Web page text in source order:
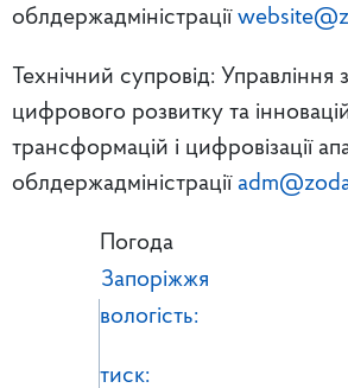
облдержадміністрації
Технічний супровід: Управління
цифрового розвитку та
трансформацій і цифровізації
облдержадміністрації
Погода
Запоріжжя
вологість:
тиск: